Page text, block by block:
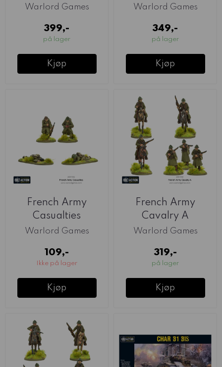
(Warlord)
Warlord Games
399,-
på lager
Kjøp
(Warlord)
Warlord Games
349,-
på lager
Kjøp
French Army
Casualties
(Warlord)
Warlord Games
109,-
Ikke på lager
Kjøp
French Army
Cavalry A
(Warlord)
Warlord Games
319,-
på lager
Kjøp